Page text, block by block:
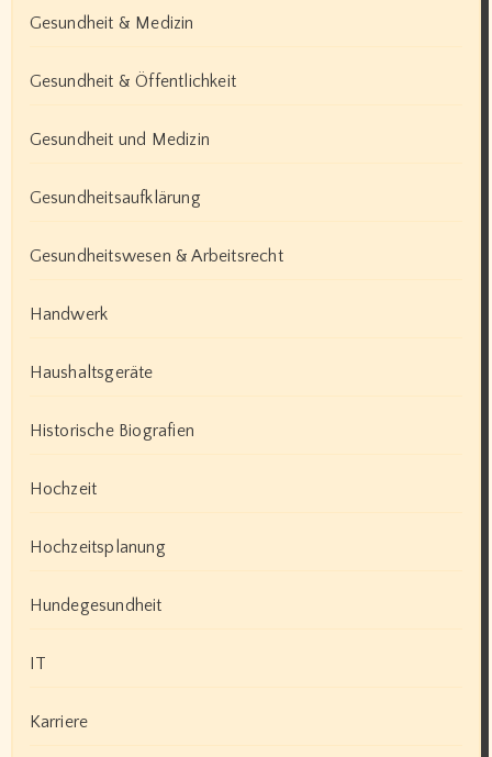
Gesundheit & Medizin
Gesundheit & Öffentlichkeit
Gesundheit und Medizin
Gesundheitsaufklärung
Gesundheitswesen & Arbeitsrecht
Handwerk
Haushaltsgeräte
Historische Biografien
Hochzeit
Hochzeitsplanung
Hundegesundheit
IT
Karriere